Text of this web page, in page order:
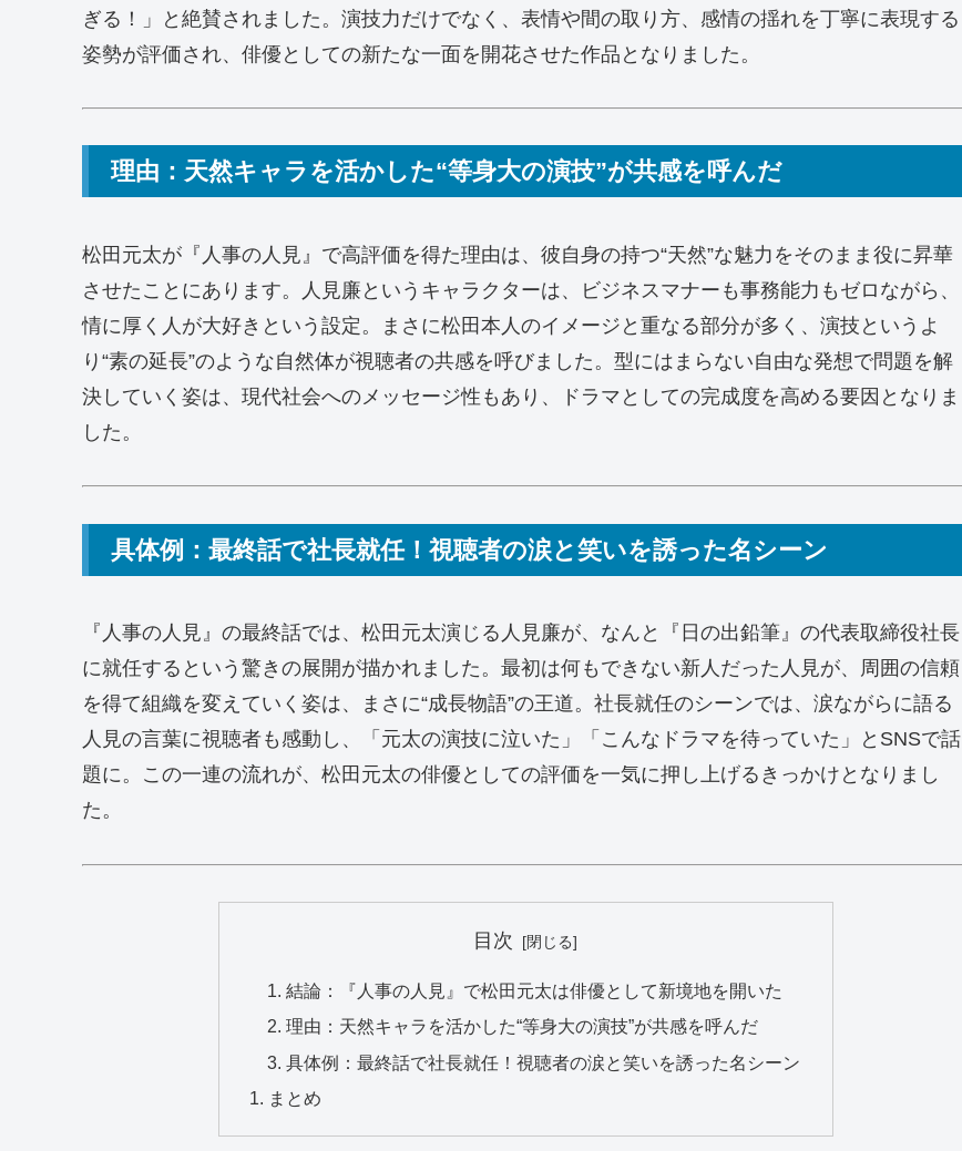
ぎる！」と絶賛されました。演技力だけでなく、表情や間の取り方、感情の揺れを丁寧に表現する
姿勢が評価され、俳優としての新たな一面を開花させた作品となりました。
理由：天然キャラを活かした“等身大の演技”が共感を呼んだ
松田元太が『人事の人見』で高評価を得た理由は、彼自身の持つ“天然”な魅力をそのまま役に昇華
させたことにあります。人見廉というキャラクターは、ビジネスマナーも事務能力もゼロながら、
情に厚く人が大好きという設定。まさに松田本人のイメージと重なる部分が多く、演技というよ
り“素の延長”のような自然体が視聴者の共感を呼びました。型にはまらない自由な発想で問題を解
決していく姿は、現代社会へのメッセージ性もあり、ドラマとしての完成度を高める要因となりま
した。
具体例：最終話で社長就任！視聴者の涙と笑いを誘った名シーン
『人事の人見』の最終話では、松田元太演じる人見廉が、なんと『日の出鉛筆』の代表取締役社長
に就任するという驚きの展開が描かれました。最初は何もできない新人だった人見が、周囲の信頼
を得て組織を変えていく姿は、まさに“成長物語”の王道。社長就任のシーンでは、涙ながらに語る
人見の言葉に視聴者も感動し、「元太の演技に泣いた」「こんなドラマを待っていた」とSNSで話
題に。この一連の流れが、松田元太の俳優としての評価を一気に押し上げるきっかけとなりまし
た。
目次
結論：『人事の人見』で松田元太は俳優として新境地を開いた
理由：天然キャラを活かした“等身大の演技”が共感を呼んだ
具体例：最終話で社長就任！視聴者の涙と笑いを誘った名シーン
まとめ